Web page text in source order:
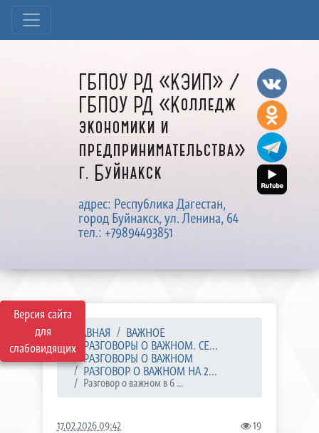
Версия сайта
для
слабовидящих
ГБПОУ РД «КЭИП» /
ГБПОУ РД «Колледж
экономики и
предпринимательства»
г. Буйнакск
адрес: Республика Дагестан,
город Буйнакск, ул. Ленина, 64
тел.: +79894493851
ГЛАВНАЯ
ВАЖНОЕ
РАЗГОВОРЫ О ВАЖНОМ. СЕ...
РАЗГОВОРЫ О ВАЖНОМ
РАЗГОВОР О ВАЖНОМ НА 2...
Разговор о важном в 6 ...
17.02.2026 09:42 19